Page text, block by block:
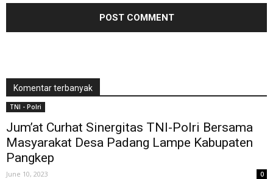
Komentar terbanyak
TNI - Polri
Jum’at Curhat Sinergitas TNI-Polri Bersama
Masyarakat Desa Padang Lampe Kabupaten
Pangkep
June 10, 2023 0